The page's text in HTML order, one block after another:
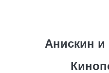
Анискин и